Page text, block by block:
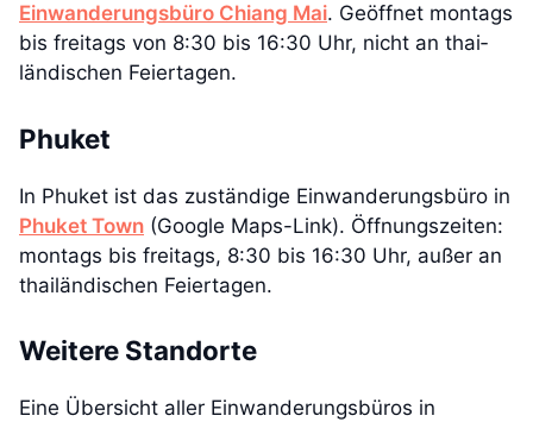
Einwanderungsbüro Chiang Mai. Geöffnet montags
bis freitags von 8:30 bis 16:30 Uhr, nicht an thai­
ländischen Feiertagen.
Phuket
In Phuket ist das zuständige Einwanderungsbüro in
Phuket Town (Google Maps-Link). Öffnungszeiten:
montags bis freitags, 8:30 bis 16:30 Uhr, außer an
thailändischen Feiertagen.
Weitere Standorte
Eine Übersicht aller Einwanderungsbüros in